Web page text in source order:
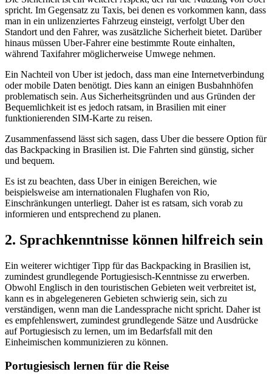
spricht. Im Gegensatz zu Taxis, bei denen es vorkommen kann, dass
man in ein unlizenziertes Fahrzeug einsteigt, verfolgt Uber den
Standort und den Fahrer, was zusätzliche Sicherheit bietet. Darüber
hinaus müssen Uber-Fahrer eine bestimmte Route einhalten,
während Taxifahrer möglicherweise Umwege nehmen.
Ein Nachteil von Uber ist jedoch, dass man eine Internetverbindung
oder mobile Daten benötigt. Dies kann an einigen Busbahnhöfen
problematisch sein. Aus Sicherheitsgründen und aus Gründen der
Bequemlichkeit ist es jedoch ratsam, in Brasilien mit einer
funktionierenden SIM-Karte zu reisen.
Zusammenfassend lässt sich sagen, dass Uber die bessere Option für
das Backpacking in Brasilien ist. Die Fahrten sind günstig, sicher
und bequem.
Es ist zu beachten, dass Uber in einigen Bereichen, wie
beispielsweise am internationalen Flughafen von Rio,
Einschränkungen unterliegt. Daher ist es ratsam, sich vorab zu
informieren und entsprechend zu planen.
2. Sprachkenntnisse können hilfreich sein
Ein weiterer wichtiger Tipp für das Backpacking in Brasilien ist,
zumindest grundlegende Portugiesisch-Kenntnisse zu erwerben.
Obwohl Englisch in den touristischen Gebieten weit verbreitet ist,
kann es in abgelegeneren Gebieten schwierig sein, sich zu
verständigen, wenn man die Landessprache nicht spricht. Daher ist
es empfehlenswert, zumindest grundlegende Sätze und Ausdrücke
auf Portugiesisch zu lernen, um im Bedarfsfall mit den
Einheimischen kommunizieren zu können.
Portugiesisch lernen für die Reise